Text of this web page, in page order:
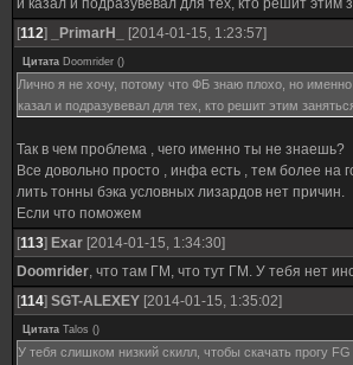
и казал и подразувевал для тех, кто решит этим
[112] _PrimarH_ [2014-01-15, 1:23:57]
Цитата Doomrider ()
Лично я не хочу, потому что ФБ знаю плохо, но
казал и подразувевал для тех, кто решит этим
Так в чем проблема , чего именно ты не знаешь?
Все довольно просто , инфа есть , тем более на
лить тонны бэка условных лизардов нет причин.
Если что поможем
[113] Exar [2014-01-15, 1:34:30]
Doomrider, что там ГМ, что тут ГМ. У тебя нет
[114] SGT-ALEXEY [2014-01-15, 1:35:02]
Цитата Talos ()
У тебя слишком низкий скилл, чтобы скачать прогу FG